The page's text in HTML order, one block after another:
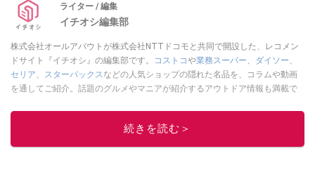
ライター / 編集
イチオシ編集部
株式会社オールアバウトが株式会社NTTドコモと共同で開設した、レコメン
ドサイト『イチオシ』の編集部です。
コストコや業務スーパー、 ダイソー、
セリア、 スターバックスなどの人気ショップの隠れた名品を、コラムや動画
を通してご紹介。話題のグルメやマニアが紹介するアウトドア情報も満載で
レビューしています。毎日トレンド情報をお届けしているので、ぜひ
してください！続きを読む＞